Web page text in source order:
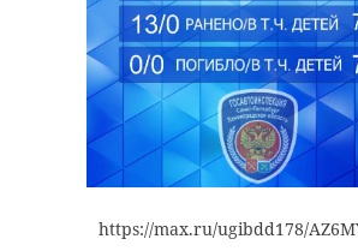
https://max.ru/ugibdd178/